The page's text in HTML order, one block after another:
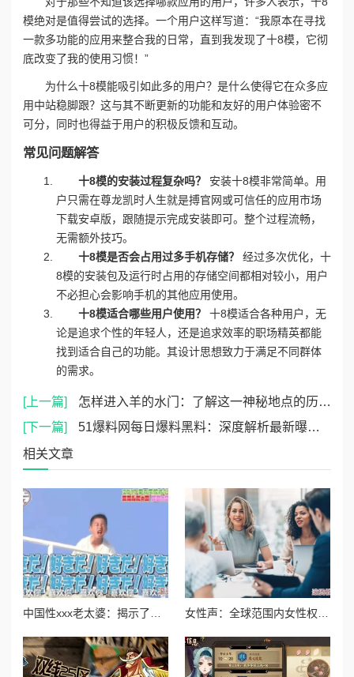
模绝对是值得尝试的选择。一个用户这样写道：“我原本在寻找
一款多功能的应用来整合我的日常，直到我发现了十8模，它彻
底改变了我的使用习惯！”
为什么十8模能吸引如此多的用户？是什么使得它在众多应
用中站稳脚跟？这与其不断更新的功能和友好的用户体验密不
可分，同时也得益于用户的积极反馈和互动。
常见问题解答
十8模的安装过程复杂吗？
安装十8模非常简单。用
户只需在尊龙凯时人生就是搏官网或可信任的应用市场
下载安卓版，跟随提示完成安装即可。整个过程流畅，
无需额外技巧。
十8模是否会占用过多手机存储？
经过多次优化，十
8模的安装包及运行时占用的存储空间都相对较小，用户
不必担心会影响手机的其他应用使用。
十8模适合哪些用户使用？
十8模适合各种用户，无
论是追求个性的年轻人，还是追求效率的职场精英都能
找到适合自己的功能。其设计思想致力于满足不同群体
的需求。
[上一篇]
怎样进入羊的水门：了解这一神秘地点的历史背景与文化意义，探索其在当地人生活中的重要性和影响
[下一篇]
51爆料网每日爆料黑料：深度解析最新曝光事件，揭示背后不为人知的真相与内幕信息
相关文章